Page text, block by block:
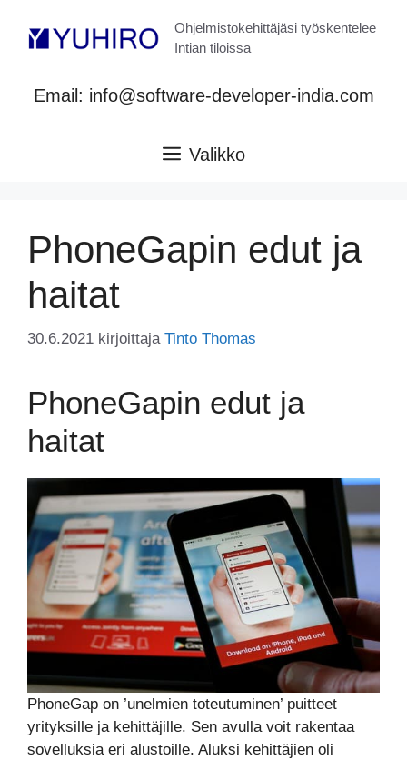
sisältöön
Ohjelmistokehittäjäsi työskentelee
Intian tiloissa
Email: info@software-developer-india.com
Valikko
PhoneGapin edut ja
haitat
30.6.2021 kirjoittaja Tinto Thomas
PhoneGapin edut ja
haitat
PhoneGap on ’unelmien toteutuminen’ puitteet
yrityksille ja kehittäjille. Sen avulla voit rakentaa
sovelluksia eri alustoille. Aluksi kehittäjien oli